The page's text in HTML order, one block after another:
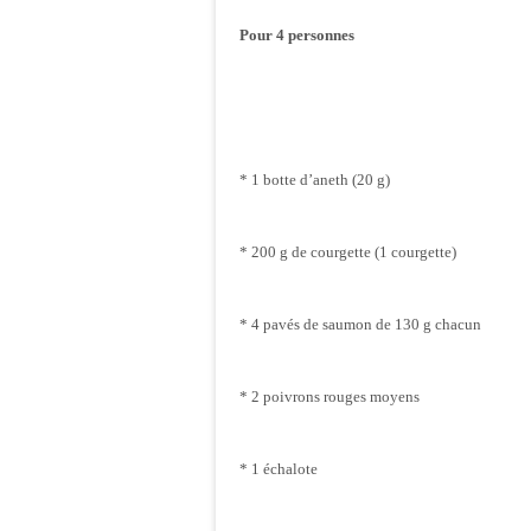
Pour 4 personnes
* 1 botte d’aneth (20 g)
* 200 g de courgette (1 courgette)
* 4 pavés de saumon de 130 g chacun
* 2 poivrons rouges moyens
* 1 échalote